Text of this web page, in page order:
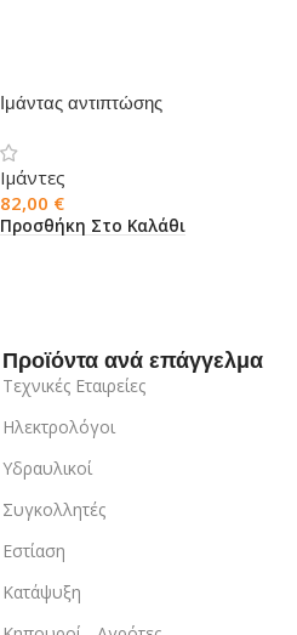
Ιμάντας αντιπτώσης
Ιμάντες
82,00 €
Προσθήκη Στο Καλάθι
Προϊόντα ανά επάγγελμα
Τεχνικές Εταιρείες
Ηλεκτρολόγοι
Υδραυλικοί
Συγκολλητές
Εστίαση
Κατάψυξη